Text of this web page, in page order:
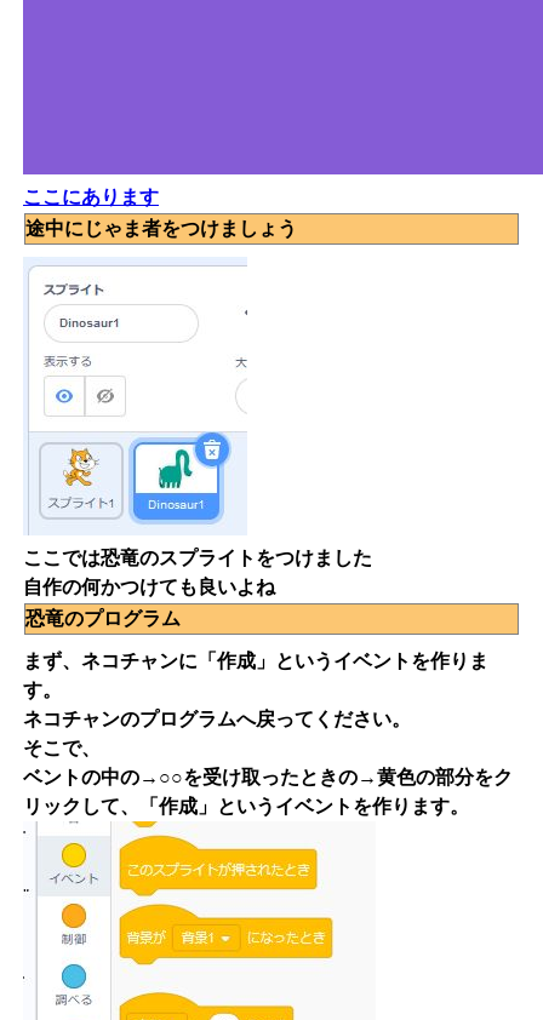
ここにあります
途中にじゃま者をつけましょう
ここでは恐竜のスプライトをつけました
自作の何かつけても良いよね
恐竜のプログラム
まず、ネコチャンに「作成」というイベントを作りま
す。
ネコチャンのプログラムへ戻ってください。
そこで、
ベントの中の→○○を受け取ったときの→黄色の部分をク
リックして、「作成」というイベントを作ります。